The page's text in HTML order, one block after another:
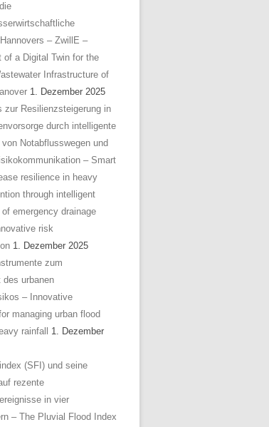
– ZwillE –
of a Digital Twin for the
Infrastructure of
1. Dezember 2025
zur Resilienzsteigerung in
durch intelligente
Notabflusswegen und
– Smart
resilience in heavy
through intelligent
emergency drainage
risk
1. Dezember 2025
zum
des urbanen
– Innovative
managing urban flood
rainfall
1. Dezember
(SFI) und seine
rezente
in vier
– The Pluvial Flood Index